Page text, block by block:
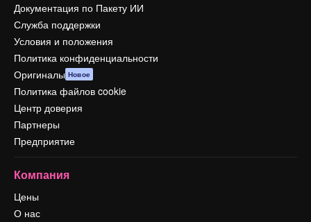
Документация по Пакету ИИ
Служба поддержки
Условия и положения
Политика конфиденциальности
Оригиналы Новое
Политика файлов cookie
Центр доверия
Партнеры
Предприятие
Компания
Цены
О нас